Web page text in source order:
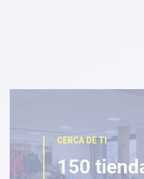
CERCA DE TI
150